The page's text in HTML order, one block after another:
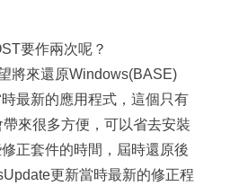
要作兩次呢？
將來還原Windows(BASE)
最新的應用程式，這個只有
來很多方便，可以省去安裝
正套件的時間，屆時還原後
更新當時最新的修正程